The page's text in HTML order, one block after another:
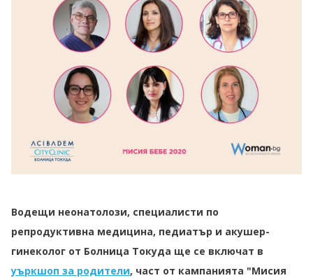
Водещи неонатолози, специалисти по
репродуктивна медицина, педиатър и акушер-
гинеколог от Болница Токуда ще се включат в
уъркшоп за родители, част от кампанията "Мисия